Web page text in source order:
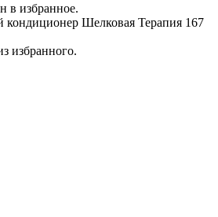
в избранное.
Шелковая Терапия 167
избранного.